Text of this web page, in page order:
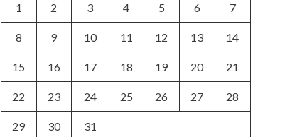
1 2 3 4 5 6 7
8 9 10 11 12 13 14
15 16 17 18 19 20 21
22 23 24 25 26 27 28
29 30 31